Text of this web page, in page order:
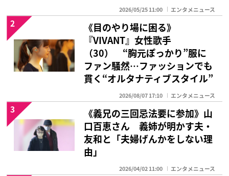
2026/05/25 11:00 エンタメニュース
《目のやり場に困る》
『VIVANT』女性歌手
（30） “胸元ぽっかり”服に
ファン騒然…ファッションでも
貫く“オルタナティブスタイル”
2026/08/07 17:10 エンタメニュース
2
《義兄の三回忌法要に参加》山
口百恵さん 義姉が明かす夫・
友和と「夫婦げんかをしない理
由」
2026/04/02 11:00 エンタメニュース
3